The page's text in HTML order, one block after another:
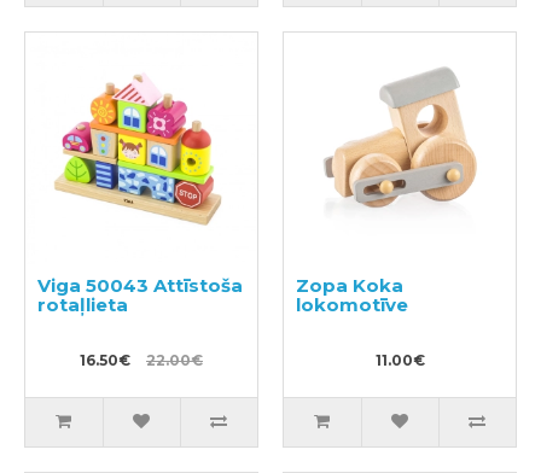
Viga 50043 Attīstoša
rotaļlieta
16.50€ 22.00€
Zopa Koka
lokomotīve
11.00€